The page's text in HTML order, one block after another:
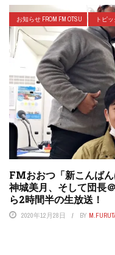
お知らせ FROM FM OTSU トピ
FMおおつ「新こんば
神城美月、そして団長
ら2時間半の生放送！
2020年12月28日 BY